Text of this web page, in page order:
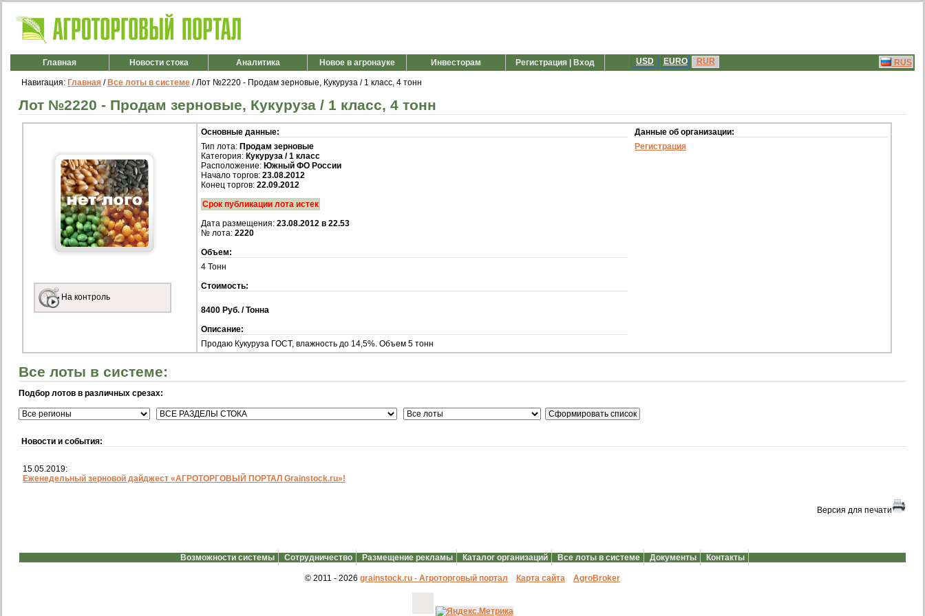
Главная Новости стока Аналитика Новое в агронауке Инвесторам Регистрация | Вход RUS
USD EURO RUR
Навигация: Главная / Все лоты в системе / Лот №2220 - Продам зерновые, Кукуруза / 1 класс, 4 тонн
Лот №2220 - Продам зерновые, Кукуруза / 1 класс, 4 тонн
На контроль
Основные данные:
Тип лота: Продам зерновые
Категория: Кукуруза / 1 класс
Расположение: Южный ФО России
Начало торгов: 23.08.2012
Конец торгов: 22.09.2012
Срок публикации лота истек
Дата размещения: 23.08.2012 в 22.53
№ лота: 2220
Объем:
4 Тонн
Стоимость:
8400 Руб. / Тонна
Описание:
Продаю Кукуруза ГОСТ, влажность до 14,5%. Объем 5 тонн
Данные об организации:
Регистрация
Все лоты в системе:
Подбор лотов в различных срезах:
Новости и события:
15.05.2019:
Еженедельный зерновой дайджест «АГРОТОРГОВЫЙ ПОРТАЛ Grainstock.ru»!
Версия для печати
Возможности системы Сотрудничество Размещение рекламы Каталог организаций Все лоты в системе Документы Контакты
© 2011 - 2026 grainstock.ru - Агроторговый портал Карта сайта АgroBroker